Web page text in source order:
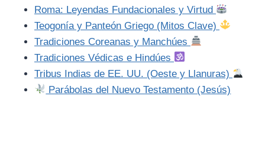
Roma: Leyendas Fundacionales y Virtud
Teogonía y Panteón Griego (Mitos Clave)
Tradiciones Coreanas y Manchúes
Tradiciones Védicas e Hindúes
Tribus Indias de EE. UU. (Oeste y Llanuras)
Parábolas del Nuevo Testamento (Jesús)